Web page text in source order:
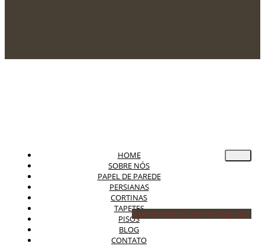
HOME
SOBRE NÓS
PAPEL DE PAREDE
PERSIANAS
CORTINAS
TAPETES
PISOS
BLOG
CONTATO
Icon-facebook Icon-instagram-1